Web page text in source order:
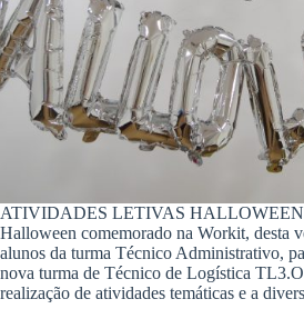
ATIVIDADES LETIVAS HALLOWEEN
Halloween comemorado na Workit, desta
alunos da turma Técnico Administrativo,
nova turma de Técnico de Logística
realização de atividades temáticas e a